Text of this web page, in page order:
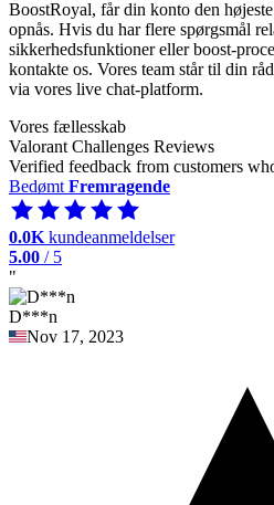
BoostRoyal, får din konto den
opnås. Hvis du har flere spørgsmål
sikkerhedsfunktioner eller boost-
kontakte os. Vores team står til din
via vores live chat-platform.
Vores fællesskab
Valorant Challenges Reviews
Verified feedback from customers
Bedømt Fremragende
0.0K kundeanmeldelser
5.00 / 5
"
D***n
Nov 17, 2023